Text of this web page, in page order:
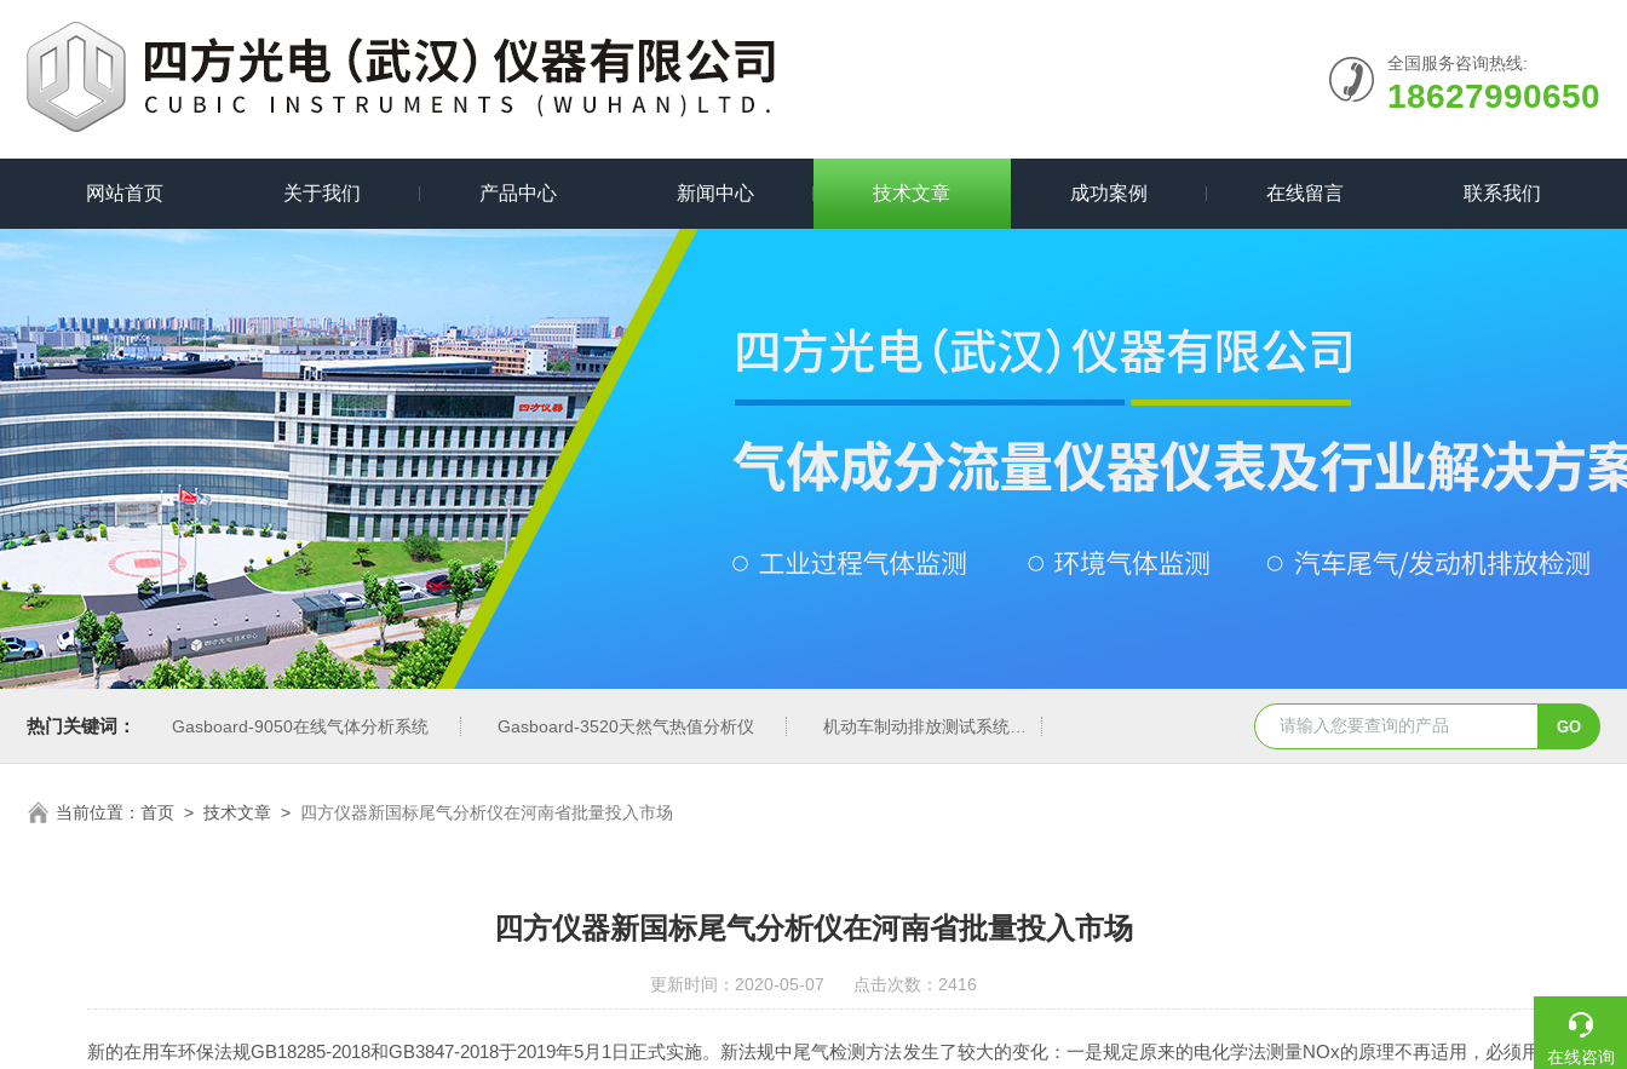
全国服务咨询热线:
18627990650
网站首页 关于我们 产品中心 新闻中心 技术文章 成功案例 在线留言 联系我们
热门关键词： Gasboard-9050在线气体分析系统 Gasboard-3520天然气热值分析仪 机动车制动排放测试系统 Gasboard-9300氧气检测仪 Gasboard-9300氧含量检测仪
当前位置： 首页 > 技术文章 > 四方仪器新国标尾气分析仪在河南省批量投入市场
四方仪器新国标尾气分析仪在河南省批量投入市场
更新时间：2020-05-07 点击次数：2416
新的在用车环保法规GB18285-2018和GB3847-2018于2019年5月1日正式实施。新法规中尾气检测方法发生了较大的变化：一是规定原来的电化学法测量NOx的原理不再适用，必须用
在线咨询